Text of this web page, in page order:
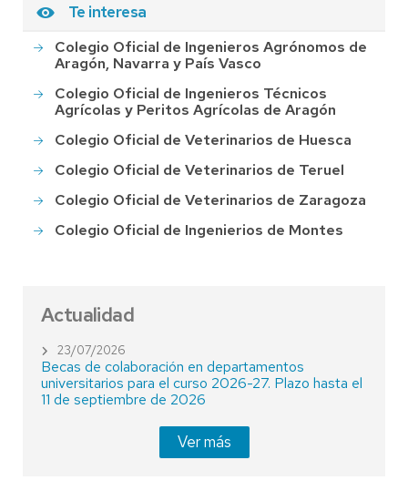
Te interesa
Colegio Oficial de Ingenieros Agrónomos de
Aragón, Navarra y País Vasco
Colegio Oficial de Ingenieros Técnicos
Agrícolas y Peritos Agrícolas de Aragón
Colegio Oficial de Veterinarios de Huesca
Colegio Oficial de Veterinarios de Teruel
Colegio Oficial de Veterinarios de Zaragoza
Colegio Oficial de Ingenierios de Montes
Actualidad
23/07/2026
Becas de colaboración en departamentos
universitarios para el curso 2026-27. Plazo hasta el
11 de septiembre de 2026
Ver más